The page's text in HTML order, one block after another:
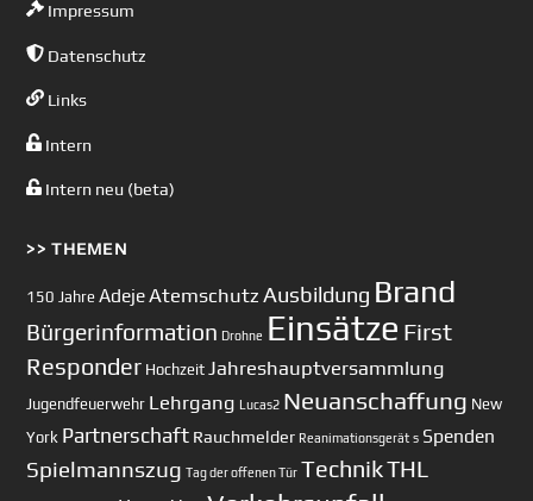
Impressum
Datenschutz
Links
Intern
Intern neu (beta)
>> THEMEN
150 Jahre AdejeAtemschutz Ausbildung Brand
Bürgerinformation Drohne Einsätze First
Responder Hochzeit Jahreshauptversammlung
Jugendfeuerwehr Lehrgang Lucas2 Neuanschaffung New
York Partnerschaft Rauchmelder Reanimationsgerät s Spenden
Spielmannszug Tag der offenen Tür TechnikTHL